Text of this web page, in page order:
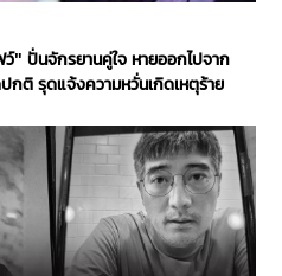
" ปั่นจักรยานคู่ใจ หายออกไปจาก
กติ รุดแจ้งความหวั่นเกิดเหตุร้าย